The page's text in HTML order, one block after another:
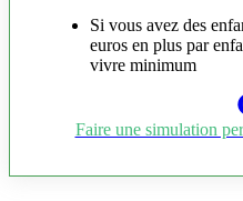
Si vous avez des
euros en plus par
vivre minimum
Faire une simulation